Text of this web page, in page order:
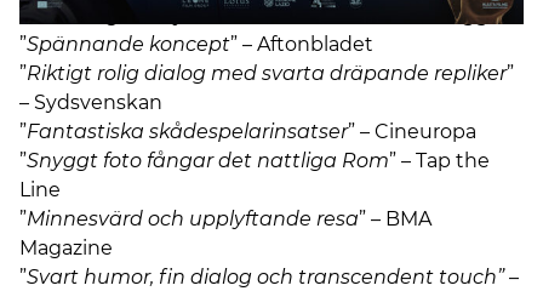
* * * * ”
Magisk, mystisk och ömsint
” – Kulturbloggen
”Spännande koncept” – Aftonbladet
”Riktigt rolig dialog med svarta dräpande repliker”
– Sydsvenskan
”Fantastiska skådespelarinsatser” – Cineuropa
”Snyggt foto fångar det nattliga Rom” – Tap the
Line
”Minnesvärd och upplyftande resa” – BMA
Magazine
”Svart humor, fin dialog och transcendent touch”–